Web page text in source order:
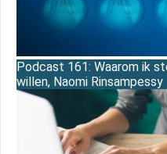
Podcast 161: Waarom ik
willen, Naomi Rinsampessy